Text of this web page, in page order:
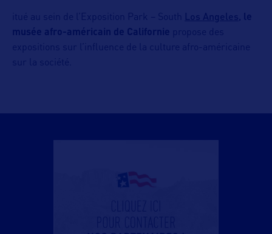
itué au sein de l’Exposition Park – South Los Angeles, le
musée afro-américain de Californie propose des
expositions sur l’influence de la culture afro-américaine
sur la société.